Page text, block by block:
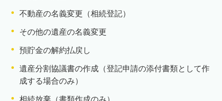
不動産の名義変更（相続登記）
その他の遺産の名義変更
預貯金の解約払戻し
遺産分割協議書の作成（登記申請の添付書類として作
成する場合のみ）
相続放棄（書類作成のみ）